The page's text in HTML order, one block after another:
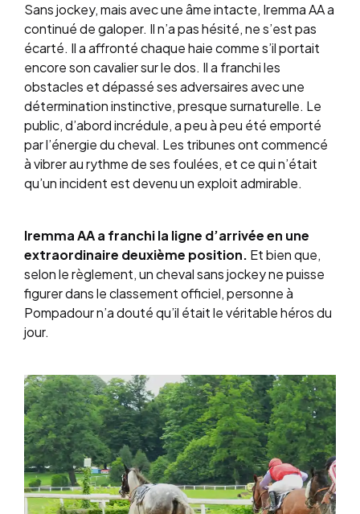
Sans jockey, mais avec une âme intacte, Iremma AA a
continué de galoper. Il n’a pas hésité, ne s’est pas
écarté. Il a affronté chaque haie comme s’il portait
encore son cavalier sur le dos. Il a franchi les
obstacles et dépassé ses adversaires avec une
détermination instinctive, presque surnaturelle. Le
public, d’abord incrédule, a peu à peu été emporté
par l’énergie du cheval. Les tribunes ont commencé
à vibrer au rythme de ses foulées, et ce qui n’était
qu’un incident est devenu un exploit admirable.
Iremma AA a franchi la ligne d’arrivée en une
extraordinaire deuxième position. Et bien que,
selon le règlement, un cheval sans jockey ne puisse
figurer dans le classement officiel, personne à
Pompadour n’a douté qu’il était le véritable héros du
jour.